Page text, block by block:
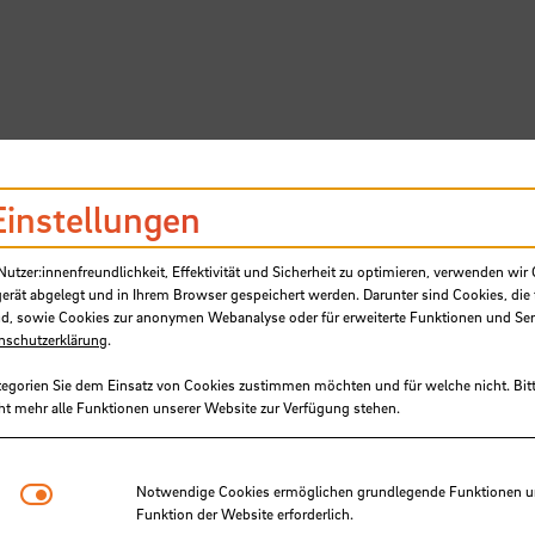
Studierende präsentieren ihre
Effektivität und Sicherheit zu optimieren, verwenden wir
abgelegt und in Ihrem Browser gespeichert werden. Darunter sind Cookies,
sowie Cookies zur anonymen Webanalyse oder für erweiterte Funktionen und
.
Sie dem Einsatz von Cookies zustimmen möchten und für welche nicht.
mehr alle Funktionen unserer Website zur Verfügung stehen.
Notwendige CookiesNotwendige Cookies ermöglichen grundlegende Funktionen
Funktion der Website erforderlich.